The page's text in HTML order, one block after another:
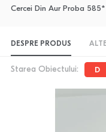
Cercei Din Aur Proba 585*
DESPRE PRODUS
Starea Obiectului: D